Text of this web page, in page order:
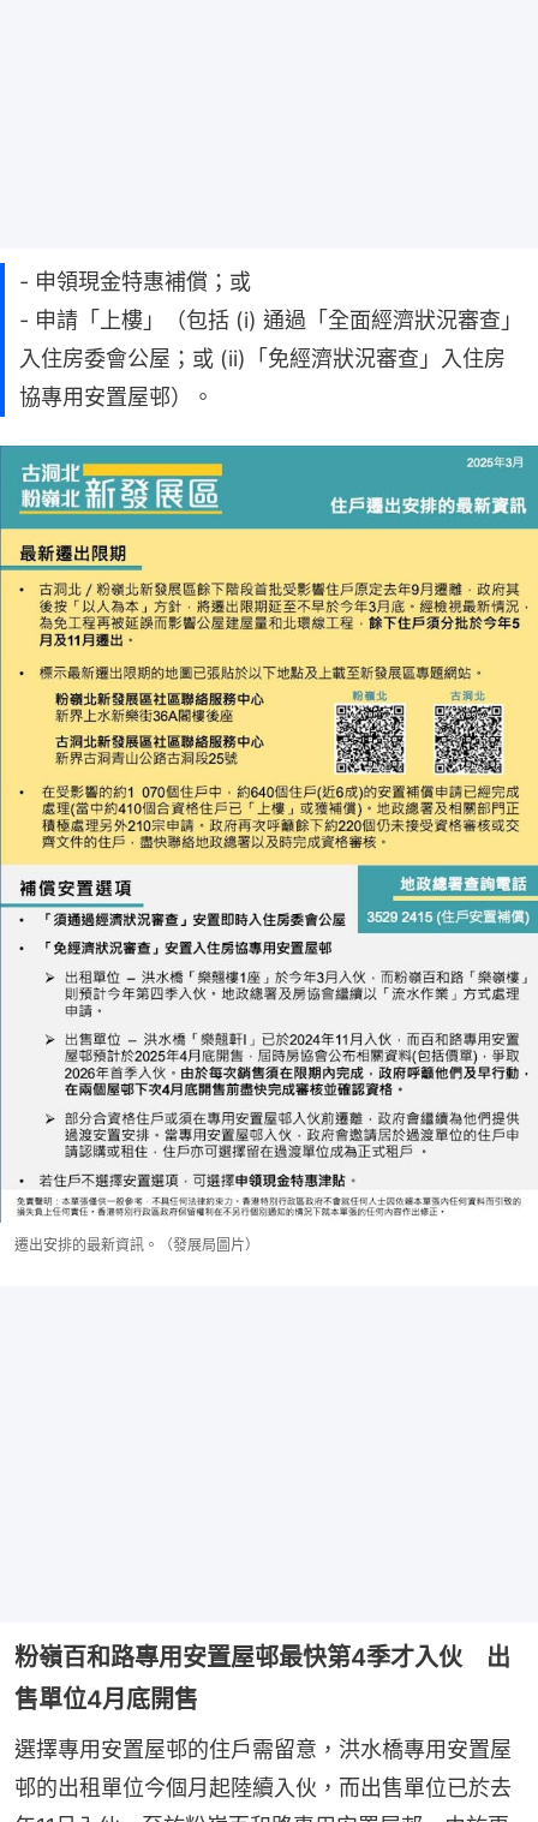
- 申領現金特惠補償；或
- 申請「上樓」（包括 (i) 通過「全面經濟狀況審查」
入住房委會公屋；或 (ii)「免經濟狀況審查」入住房
協專用安置屋邨）。
遷出安排的最新資訊。（發展局圖片）
粉嶺百和路專用安置屋邨最快第4季才入伙 出
售單位4月底開售
選擇專用安置屋邨的住戶需留意，洪水橋專用安置屋
邨的出租單位今個月起陸續入伙，而出售單位已於去